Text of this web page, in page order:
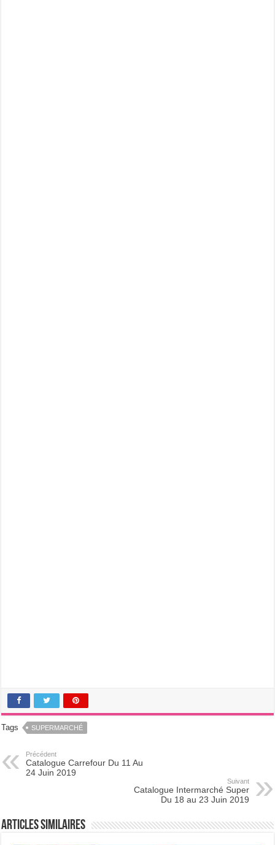
Tags SUPERMARCHÉ
Précédent
Catalogue Carrefour Du 11 Au
24 Juin 2019
Suivant
Catalogue Intermarché Super
Du 18 au 23 Juin 2019
Articles Similaires